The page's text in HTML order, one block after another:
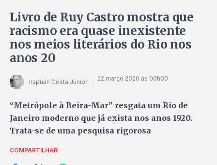
Livro de Ruy Castro mostra que
racismo era quase inexistente
nos meios literários do Rio nos
anos 20
Irapuan Costa Junior 22 março 2020 às 00h00
“Metrópole à Beira-Mar” resgata um Rio de
Janeiro moderno que já exista nos anos 1920.
Trata-se de uma pesquisa rigorosa
COMPARTILHAR